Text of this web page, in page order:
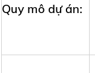
Quy mô dự án: